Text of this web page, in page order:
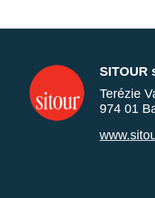
SITOUR
Terézie
974 01